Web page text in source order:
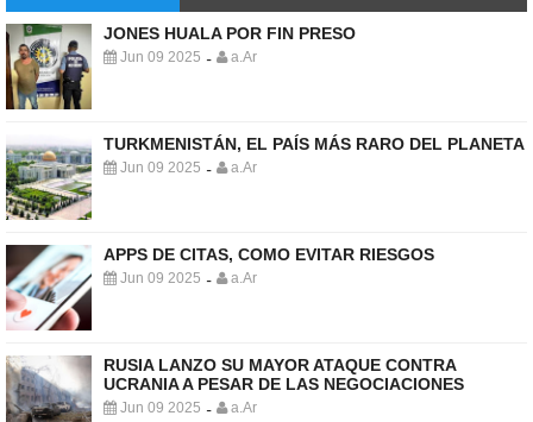
JONES HUALA POR FIN PRESO
Jun 09 2025 - a.Ar
TURKMENISTÁN, EL PAÍS MÁS RARO DEL PLANETA
Jun 09 2025 - a.Ar
APPS DE CITAS, COMO EVITAR RIESGOS
Jun 09 2025 - a.Ar
RUSIA LANZO SU MAYOR ATAQUE CONTRA
UCRANIA A PESAR DE LAS NEGOCIACIONES
Jun 09 2025 - a.Ar